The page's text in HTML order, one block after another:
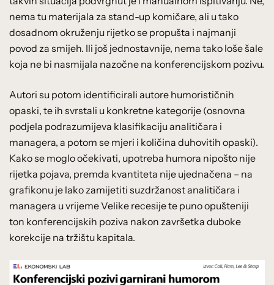
nema tu materijala za stand-up komičare, ali u tako
dosadnom okruženju rijetko se propušta i najmanji
povod za smijeh. Ili još jednostavnije, nema tako loše šale
koja ne bi nasmijala nazočne na konferencijskom pozivu.
Autori su potom identificirali autore humorističnih
opaski, te ih svrstali u konkretne kategorije (osnovna
podjela podrazumijeva klasifikaciju analitičara i
managera, a potom se mjeri i količina duhovitih opaski).
Kako se moglo očekivati, upotreba humora nipošto nije
rijetka pojava, premda kvantiteta nije ujednačena – na
grafikonu je lako zamijetiti suzdržanost analitičara i
managera u vrijeme Velike recesije te puno opušteniji
ton konferencijskih poziva nakon završetka duboke
korekcije na tržištu kapitala.